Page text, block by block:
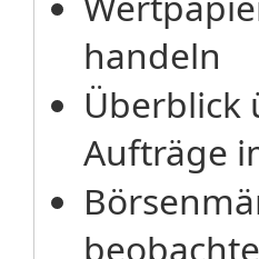
handeln
Überblick
Aufträge